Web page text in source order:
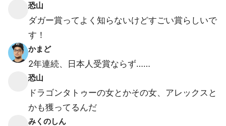
恐山
ダガー賞ってよく知らないけどすごい賞らしいで
す！
かまど
2年連続、日本人受賞ならず……
恐山
ドラゴンタトゥーの女とかその女、アレックスと
かも獲ってるんだ
みくのしん